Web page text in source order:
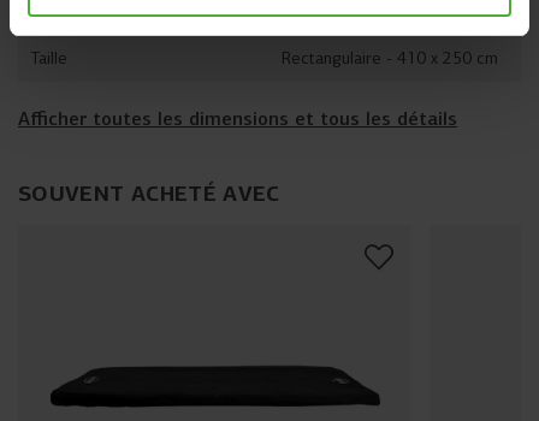
Hauteur Sur des pieds
Taille Rectangulaire - 410 x 250 cm
Afficher toutes les dimensions et tous les détails
SOUVENT ACHETÉ AVEC